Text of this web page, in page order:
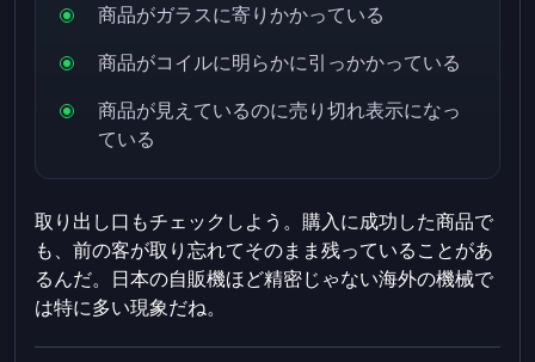
商品がガラスに寄りかかっている
商品がコイルに明らかに引っかかっている
商品が見えているのに売り切れ表示になっ
ている
取り出し口もチェックしよう。購入に成功した商品で
も、前の客が取り忘れてそのまま残っていることがあ
るんだ。日本の自販機ほど精密じゃない海外の機械で
は特に多い現象だね。